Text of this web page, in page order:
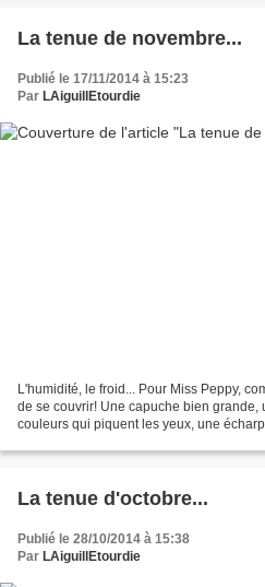
La tenue de novembre...
Publié le 17/11/2014 à 15:23
Par LAiguillEtourdie
L'humidité, le froid... Pour Miss Peppy,
de se couvrir! Une capuche bien grande,
couleurs qui piquent les yeux, une
La tenue d'octobre...
Publié le 28/10/2014 à 15:38
Par LAiguillEtourdie